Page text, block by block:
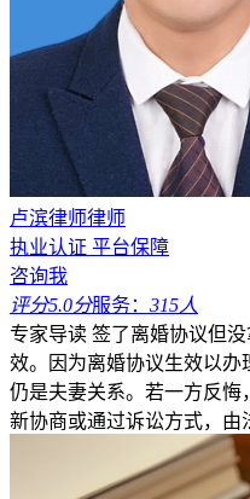
卢滨律师律师
执业认证 平台保障
咨询我
评分5.0分服务： 315人
专家导读 签了离婚协议但
效。因为离婚协议生效以办
仍是夫妻关系。若一方反
新协商或通过诉讼方式，由